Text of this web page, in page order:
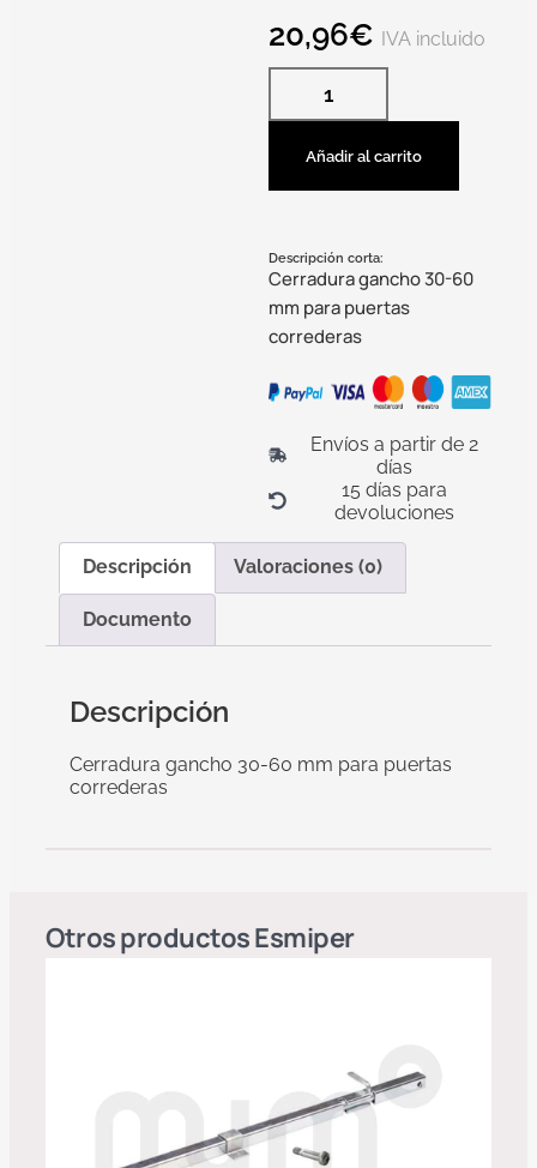
20,96€ IVA incluido
Añadir al carrito
Descripción corta:
Cerradura gancho 30-60
mm para puertas
correderas
Envíos a partir de 2
días
15 días para
devoluciones
Descripción Valoraciones (0)
Documento
Descripción
Cerradura gancho 30-60 mm para puertas
correderas
Otros productosEsmiper